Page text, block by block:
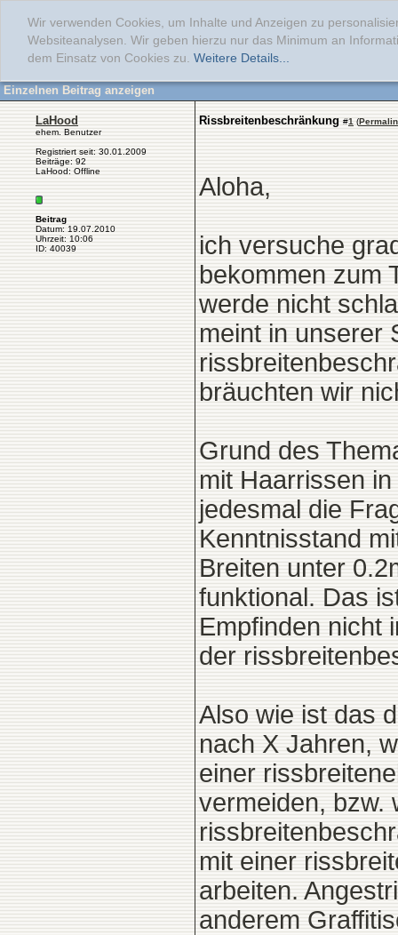
Wir verwenden Cookies, um Inhalte und Anzeigen zu
Websiteanalysen. Wir geben hierzu nur das Minimum an
dem Einsatz von Cookies zu. Weitere Details...
Einzelnen Beitrag anzeigen
LaHood
ehem. Benutzer
Registriert seit: 30.01.2009
Beiträge: 92
LaHood: Offline
Beitrag
Datum: 19.07.2010
Uhrzeit: 10:06
ID: 40039
Rissbreitenbeschränkung #1 (
Aloha,
ich versuche
bekommen zum
werde nicht
meint in unserer
bräuchten wir
Grund des
mit Haarrissen
jedesmal die
Kenntnisstand
Breiten unter
funktional. Das
Empfinden nicht
der
Also wie ist das
nach X Jahren,
einer
vermeiden, bzw.
mit einer
arbeiten.
anderem